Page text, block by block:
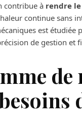
contribue à rendre
continue sans
est
de gestion et